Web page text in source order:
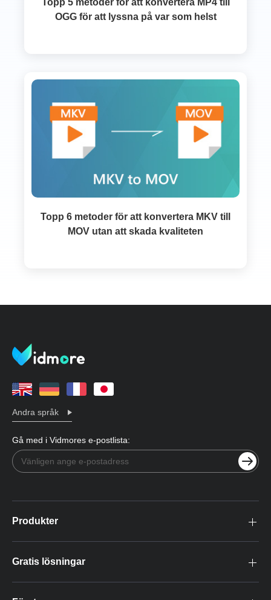
Topp 5 metoder för att konvertera MP4 till
OGG för att lyssna på var som helst
Topp 6 metoder för att konvertera MKV till
MOV utan att skada kvaliteten
Andra språk
Gå med i Vidmores e-postlista:
Produkter
Gratis lösningar